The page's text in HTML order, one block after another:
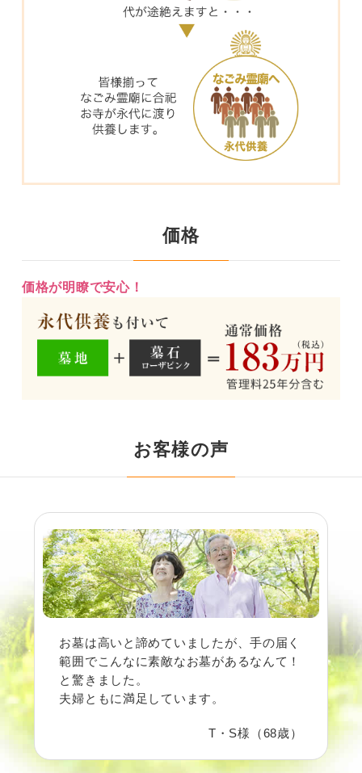
価格
価格が明瞭で安心！
お客様の声
お墓は高いと諦めていましたが、手の届く
範囲でこんなに素敵なお墓があるなんて！
と驚きました。
夫婦ともに満足しています。
T・S様（68歳）